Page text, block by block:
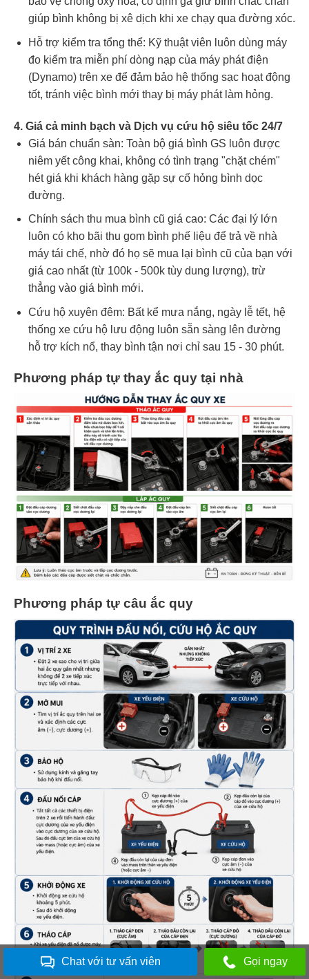
giúp bình không bị xê dịch khi xe chạy qua đường xóc.
Hỗ trợ kiểm tra tổng thể: Kỹ thuật viên luôn dùng máy
đo kiểm tra miễn phí dòng nạp của máy phát điện
(Dynamo) trên xe để đảm bảo hệ thống sạc hoạt động
tốt, tránh việc bình mới thay bị máy phát làm hỏng.
4. Giá cả minh bạch và Dịch vụ cứu hộ siêu tốc 24/7
Giá bán chuẩn sàn: Toàn bộ giá bình GS luôn được
niêm yết công khai, không có tình trạng "chặt chém"
hét giá khi khách hàng gặp sự cố hỏng bình dọc
đường.
Chính sách thu mua bình cũ giá cao: Các đại lý lớn
luôn có kho bãi thu gom bình phế liệu để trả về nhà
máy tái chế, nhờ đó họ sẽ mua lại bình cũ của bạn với
giá cao nhất (từ 100k - 500k tùy dung lượng), trừ
thẳng vào giá bình mới.
Cứu hộ xuyên đêm: Bất kể mưa nắng, ngày lễ tết, hệ
thống xe cứu hộ lưu động luôn sẵn sàng lên đường
hỗ trợ kích nổ, thay bình tận nơi chỉ sau 15 - 30 phút.
Phương pháp tự thay ắc quy tại nhà
Phương pháp tự câu ắc quy
Chat với tư vấn viên Gọi ngay